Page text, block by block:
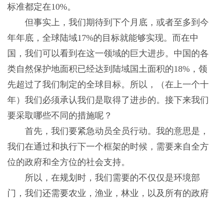
标准都定在10%。
但事实上，我们期待到下个月底，或者至多到今
年年底，全球陆域17%的目标就能够实现。而在中
国，我们可以看到在这一领域的巨大进步。中国的各
类自然保护地面积已经达到陆域国土面积的18%，领
先超过了我们制定的全球目标。所以，（在上一个十
年）我们必须承认我们是取得了进步的。接下来我们
要采取哪些不同的措施呢？
首先，我们要紧急动员全员行动。我的意思是，
我们在通过和执行下一个框架的时候，需要来自全方
位的政府和全方位的社会支持。
所以，在规划时，我们需要的不仅仅是环境部
门，我们还需要农业，渔业，林业，以及所有的政府